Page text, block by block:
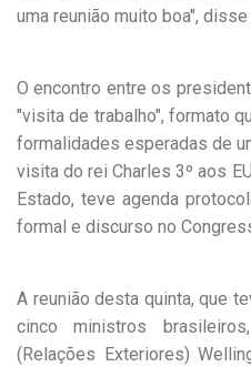
uma reunião muito boa", disse
O encontro entre os
"visita de trabalho", formato
formalidades esperadas de
visita do rei Charles 3º aos
Estado, teve agenda
formal e discurso no
A reunião desta quinta, que
cinco ministros
(Relações Exteriores)